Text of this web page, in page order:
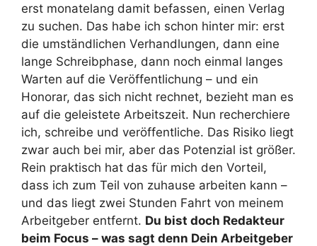
erst monatelang damit befassen, einen Verlag
zu suchen. Das habe ich schon hinter mir: erst
die umständlichen Verhandlungen, dann eine
lange Schreibphase, dann noch einmal langes
Warten auf die Veröffentlichung – und ein
Honorar, das sich nicht rechnet, bezieht man es
auf die geleistete Arbeitszeit. Nun recherchiere
ich, schreibe und veröffentliche. Das Risiko liegt
zwar auch bei mir, aber das Potenzial ist größer.
Rein praktisch hat das für mich den Vorteil,
dass ich zum Teil von zuhause arbeiten kann –
und das liegt zwei Stunden Fahrt von meinem
Arbeitgeber entfernt. Du bist doch Redakteur
beim Focus – was sagt denn Dein Arbeitgeber